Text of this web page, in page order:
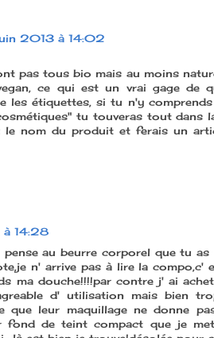
2013 à 14:02
pas tous bio mais au moins
ce qui est un vrai gage de
les étiquettes, si tu n'y
tu touveras tout dans
nom du produit et ferais un
14:28
au beurre corporel que tu
n' arrive pas à lire la compo,c'
ma douche!!!!par contre j' ai
d' utilisation mais bien
que leur maquillage ne donne
fond de teint compact que je